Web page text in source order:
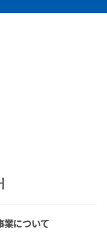
業について